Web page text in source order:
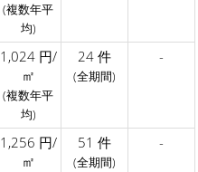
(複数年平
均)
1,024 円/
㎡
(複数年平
均)
24 件
(全期間)
-
1,256 円/
㎡
51 件
(全期間)
-